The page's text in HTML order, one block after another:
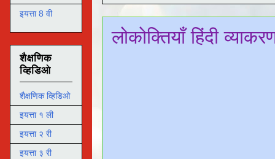
लोकोक्तियाँ हिंदी
इयत्ता 8 वी
शैक्षणिक
व्हिडिओ
शैक्षणिक व्हिडिओ
इयत्ता १ ली
इयत्ता २ री
इयत्ता ३ री